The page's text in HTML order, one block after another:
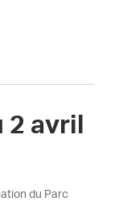
avril
du Parc